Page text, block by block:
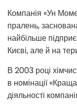
Компанія «Ун
пралень,
найбільше
Києві, але й на
В 2003 році
в номінації
діяльності